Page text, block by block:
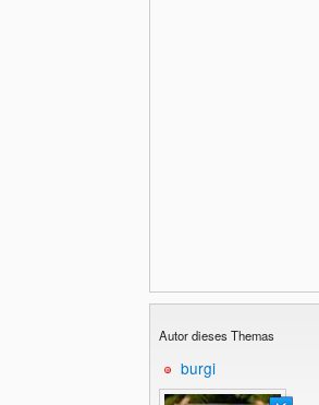
Autor dieses Themas
burgi